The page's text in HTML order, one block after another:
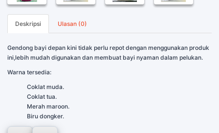
Deskripsi Ulasan (0)
Gendong bayi depan kini tidak perlu repot dengan menggunakan produk
ini,lebih mudah digunakan dan membuat bayi nyaman dalam pelukan.
Warna tersedia:
Coklat muda.
Coklat tua.
Merah maroon.
Biru dongker.